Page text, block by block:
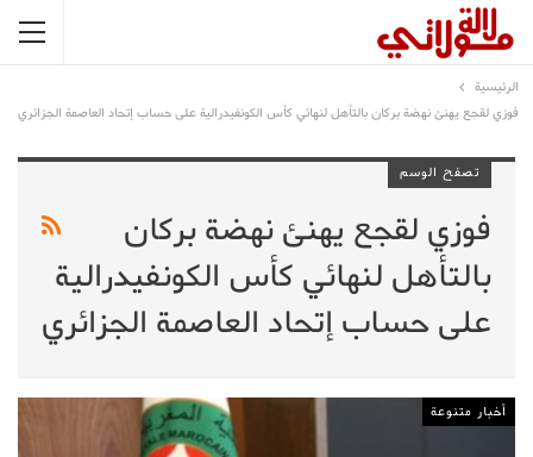
الرئيسية
فوزي لقجع يهنئ نهضة بركان بالتأهل لنهائي كأس الكونفيدرالية على حساب إتحاد العاصمة الجزائري
تصفح الوسم
فوزي لقجع يهنئ نهضة بركان
بالتأهل لنهائي كأس الكونفيدرالية
على حساب إتحاد العاصمة الجزائري
أخبار متنوعة